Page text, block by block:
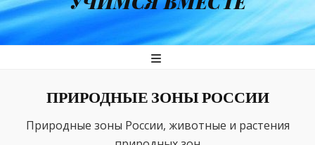
ПРИРОДНЫЕ ЗОНЫ РОССИИ
Природные зоны России, животные и растения